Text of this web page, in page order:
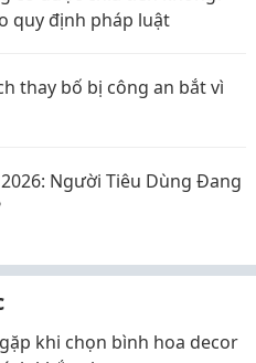
quy định pháp luật
thay bố bị công an bắt vì
Người Tiêu Dùng Đang
khi chọn bình hoa decor